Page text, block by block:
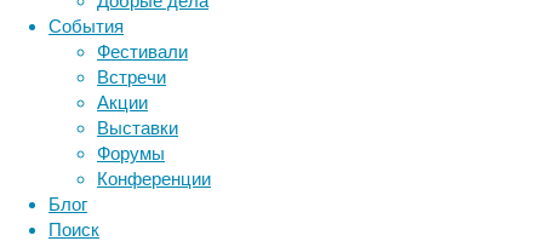
События
Фестивали
Встречи
Акции
Выставки
Форумы
Конференции
Блог
Поиск
его
теперь
не
видит.
наука
нейробиология
нейрофизиология
поведение
сон социальные проблемы
физиология